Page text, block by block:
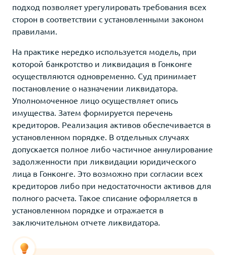
подход позволяет урегулировать требования всех
сторон в соответствии с установленными законом
правилами.
На практике нередко используется модель, при
которой банкротство и ликвидация в Гонконге
осуществляются одновременно. Суд принимает
постановление о назначении ликвидатора.
Уполномоченное лицо осуществляет опись
имущества. Затем формируется перечень
кредиторов. Реализация активов обеспечивается в
установленном порядке. В отдельных случаях
допускается полное либо частичное аннулирование
задолженности при ликвидации юридического
лица в Гонконге. Это возможно при согласии всех
кредиторов либо при недостаточности активов для
полного расчета. Такое списание оформляется в
установленном порядке и отражается в
заключительном отчете ликвидатора.